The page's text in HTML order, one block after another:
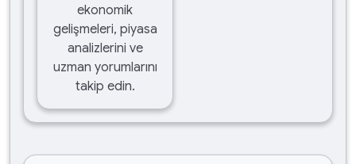
ekonomik
gelişmeleri, piyasa
analizlerini ve
uzman yorumlarını
takip edin.